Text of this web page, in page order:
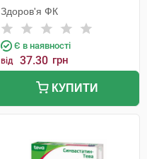
Здоров'я ФК
Є в наявності
від 37.30 грн
КУПИТИ